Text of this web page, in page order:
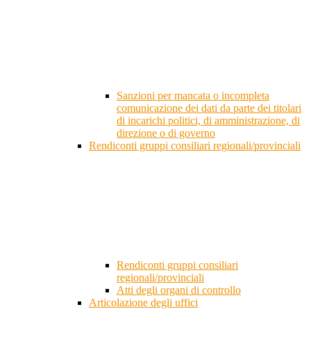
Sanzioni per mancata o incompleta
comunicazione dei dati da parte dei titolari
di incarichi politici, di amministrazione, di
direzione o di governo
Rendiconti gruppi consiliari regionali/provinciali
Rendiconti gruppi consiliari
regionali/provinciali
Atti degli organi di controllo
Articolazione degli uffici